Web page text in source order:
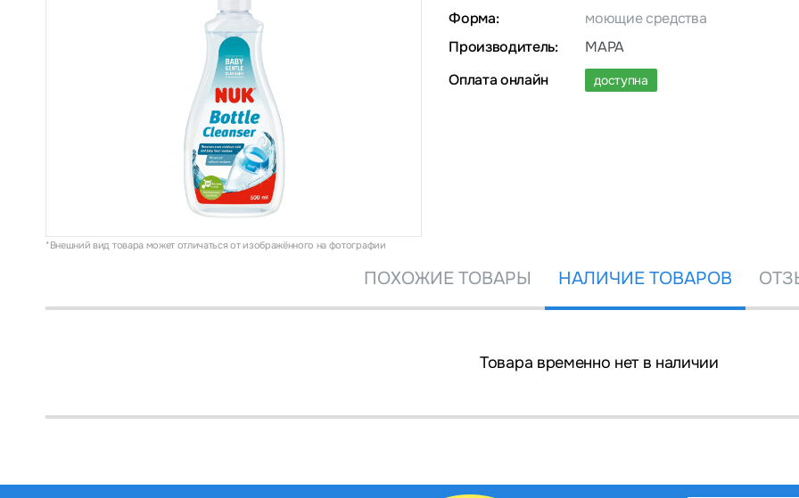
*Внешний вид товара может отличаться от изображённого на фотографии
Форма:
моющие средства
Производитель:
MAPA
Оплата онлайн
доступна
ПОХОЖИЕ ТОВАРЫ НАЛИЧИЕ ТОВАРОВ
Товара временно нет в наличии